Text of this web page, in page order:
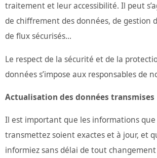
traitement et leur accessibilité. Il peut
de chiffrement des données, de gestion
de flux sécurisés...
Le respect de la sécurité et de la
données s’impose aux responsables de
Actualisation des données transmises
Il est important que les informations que
transmettez soient exactes et à jour, et
informiez sans délai de tout